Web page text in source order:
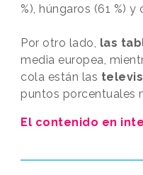
%), húngaros (61 %) y
Por otro lado, las
media europea,
cola están las
puntos porcentuales
El contenido en